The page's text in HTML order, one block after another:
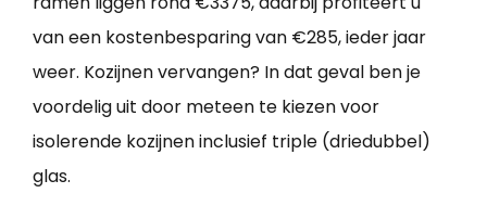
van een kostenbesparing van €285, ieder jaar
weer. Kozijnen vervangen? In dat geval ben je
voordelig uit door meteen te kiezen voor
isolerende kozijnen inclusief triple (driedubbel)
glas.